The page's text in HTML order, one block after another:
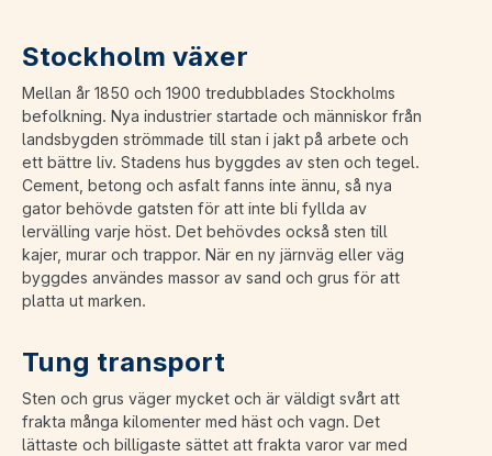
Stockholm växer
Mellan år 1850 och 1900 tredubblades Stockholms
befolkning. Nya industrier startade och människor från
landsbygden strömmade till stan i jakt på arbete och
ett bättre liv. Stadens hus byggdes av sten och tegel.
Cement, betong och asfalt fanns inte ännu, så nya
gator behövde gatsten för att inte bli fyllda av
lervälling varje höst. Det behövdes också sten till
kajer, murar och trappor. När en ny järnväg eller väg
byggdes användes massor av sand och grus för att
platta ut marken.
Tung transport
Sten och grus väger mycket och är väldigt svårt att
frakta många kilomenter med häst och vagn. Det
lättaste och billigaste sättet att frakta varor var med